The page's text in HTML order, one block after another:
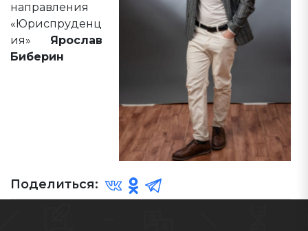
направления
«Юриспруденц
ия» Ярослав
Биберин
Поделиться: